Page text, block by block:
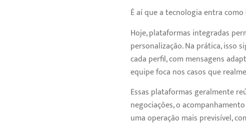
É aí que a tecnologia entra
Hoje, plataformas integradas
personalização. Na prática, isso
cada perfil, com mensagens
equipe foca nos casos que
Essas plataformas geralmente
negociações, o
uma operação mais previsível,